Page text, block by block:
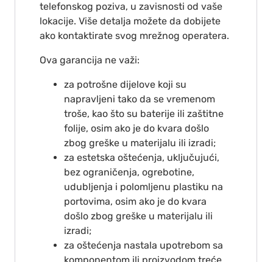
telefonskog poziva, u zavisnosti od vaše
lokacije. Više detalja možete da dobijete
ako kontaktirate svog mrežnog operatera.
Ova garancija ne važi:
za potrošne dijelove koji su
napravljeni tako da se vremenom
troše, kao što su baterije ili zaštitne
folije, osim ako je do kvara došlo
zbog greške u materijalu ili izradi;
za estetska oštećenja, uključujući,
bez ograničenja, ogrebotine,
udubljenja i polomljenu plastiku na
portovima, osim ako je do kvara
došlo zbog greške u materijalu ili
izradi;
za oštećenja nastala upotrebom sa